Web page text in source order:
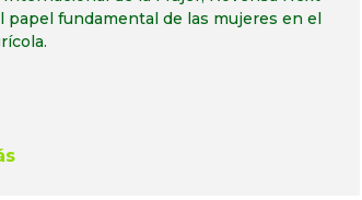
papel fundamental de las mujeres en el